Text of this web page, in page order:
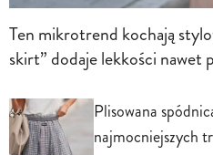
Ten mikrotrend kochają
skirt” dodaje lekkości
Plisowana
najmocniejszych